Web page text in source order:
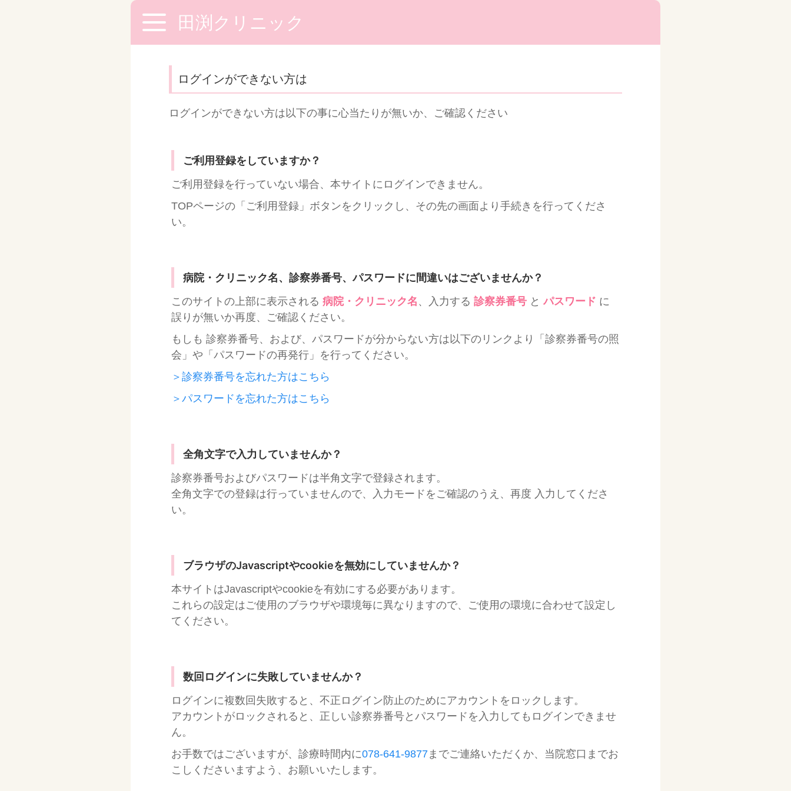
田渕クリニック
ログインができない方は
ログインができない方は以下の事に心当たりが無いか、ご確認ください
ご利用登録をしていますか？
ご利用登録を行っていない場合、本サイトにログインできません。
TOPページの「ご利用登録」ボタンをクリックし、その先の画面より手続きを行ってくださ
い。
病院・クリニック名、診察券番号、パスワードに間違いはございませんか？
このサイトの上部に表示される 病院・クリニック名 、入力する 診察券番号 と パスワード に
誤りが無いか再度、ご確認ください。
もしも 診察券番号、および、パスワードが分からない方は以下のリンクより「診察券番号の照
会」や「パスワードの再発行」を行ってください。
＞診察券番号を忘れた方はこちら
＞パスワードを忘れた方はこちら
全角文字で入力していませんか？
診察券番号およびパスワードは半角文字で登録されます。
全角文字での登録は行っていませんので、入力モードをご確認のうえ、再度 入力してくださ
い。
ブラウザのJavascriptやcookieを無効にしていませんか？
本サイトはJavascriptやcookieを有効にする必要があります。
これらの設定はご使用のブラウザや環境毎に異なりますので、ご使用の環境に合わせて設定し
てください。
数回ログインに失敗していませんか？
ログインに複数回失敗すると、不正ログイン防止のためにアカウントをロックします。
アカウントがロックされると、正しい診察券番号とパスワードを入力してもログインできませ
ん。
お手数ではございますが、診療時間内に078-641-9877までご連絡いただくか、当院窓口までお
こしくださいますよう、お願いいたします。